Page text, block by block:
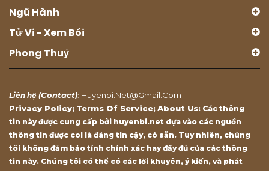
Ngũ Hành
Tử Vi - Xem Bói
Phong Thuỷ
Liên hệ (Contact): Huyenbi.net@gmail.com
Privacy Policy; Terms Of Service; About Us: Các thông
tin này được cung cấp bởi huyenbi.net dựa vào các nguồn
thông tin được coi là đáng tin cậy, có sẵn. Tuy nhiên, chúng
tôi không đảm bảo tính chính xác hay đầy đủ của các thông
tin này. Chúng tôi có thể có các lời khuyên, ý kiến, và phát